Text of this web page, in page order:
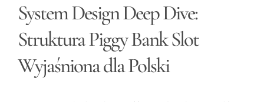
System Design Deep Dive:
Struktura Piggy Bank Slot
Wyjaśniona dla Polski